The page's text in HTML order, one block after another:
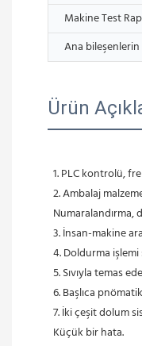
Makine Test
Ana
Ürün
1. PLC kontrolü,
2. Ambalaj
Numaralandırma,
3. İnsan-makine
4. Doldurma işlemi
5. Sıvıyla temas
6. Başlıca
7. İki çeşit dolum
Küçük bir hata.